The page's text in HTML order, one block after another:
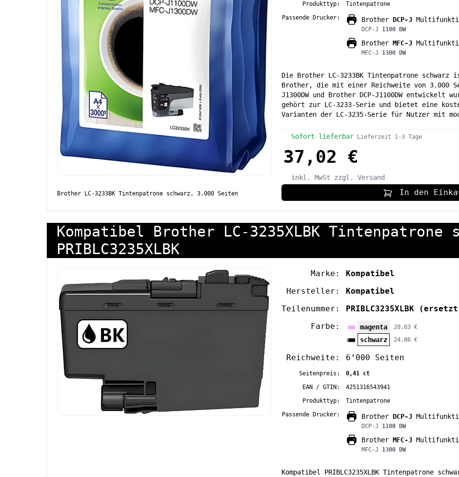
Brother LC-3233BK Tintenpatrone schwarz, 3.000 Seiten
Produkttyp:
Tintenpatrone
Passende Drucker:
Brother DCP-J
DCP-J 1100 DW
Brother MFC-J
MFC-J 1300 DW
Die Brother LC-3233BK Tintenpatrone
Brother, die mit einer Reichweite von 3.000
J1300DW und Brother DCP-J1100DW entwickelt
gehört zur LC-3233-Serie und bietet eine
Varianten der LC-3235-Serie für Nutzer mit
Sofort lieferbar Lieferzeit 1-3 Tage
37,02 €
inkl. MwSt zzgl. Versand
In den
Kompatibel Brother LC-3235XLBK Tintenpatrone
PRIBLC3235XLBK
Marke:
Kompatibel
Hersteller:
Kompatibel
Teilenummer:
PRIBLC3235XLBK
(ersetzt
Farbe:
magenta 20,03 €
schwarz 24,86 €
Reichweite: 6’000 Seiten
Seitenpreis:
0,41 ct
EAN / GTIN:
4251316543941
Produkttyp:
Tintenpatrone
Passende Drucker:
Brother DCP-J
DCP-J 1100 DW
Brother MFC-J
MFC-J 1300 DW
Kompatibel PRIBLC3235XLBK Tintenpatrone